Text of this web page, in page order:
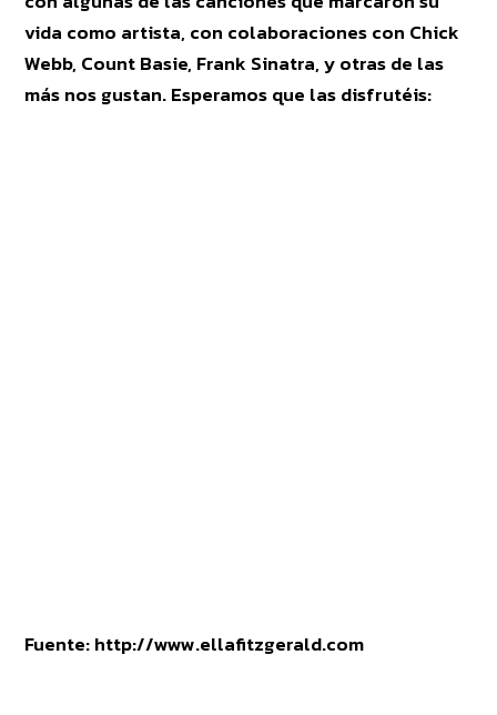
vida como artista, con colaboraciones con Chick
Webb, Count Basie, Frank Sinatra, y otras de las
más nos gustan. Esperamos que las disfrutéis:
Fuente: http://www.ellafitzgerald.com